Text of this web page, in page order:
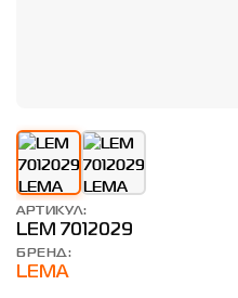
АРТИКУЛ:
LEM 7012029
БРЕНД:
LEMA